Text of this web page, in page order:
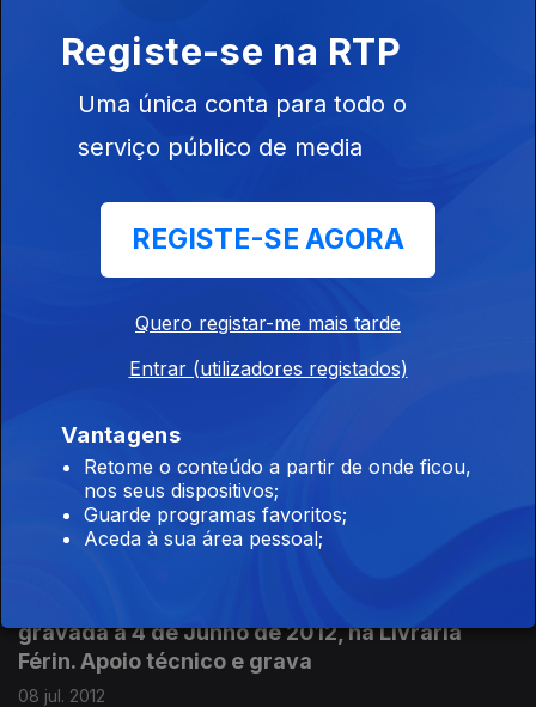
convidada: Graça Franco. Sessão gravada a 17
de Setembro de 2012, na Livraria Férin. Edição:
Cristina Condinho Apoio Téc
13 out. 2012
Ciclo "Política & Pensamento: a voz dos livros".
Apresentação do livro "O Federalista", de
Jay. Orador convidado: Prof. Viriato
Soromenho Marques. Sessão gravada a 2 de
Julho de 2012 na Livraria Férin.Apoio técnic
Ciclo "Política & Pensamento: a voz dos livros".
Apresentação do livro "O Fim da História e o
gravada a 4 de Junho de 2012, na Livraria
Férin. Apoio técnico e grava
08 jul. 2012
Registe-se na RTP
Uma única conta para todo o
serviço público de media
REGISTE-SE AGORA
Quero registar-me mais tarde
Entrar (utilizadores registados)
Vantagens
Retome o conteúdo a partir de onde ficou,
nos seus dispositivos;
Guarde programas favoritos;
Aceda à sua área pessoal;